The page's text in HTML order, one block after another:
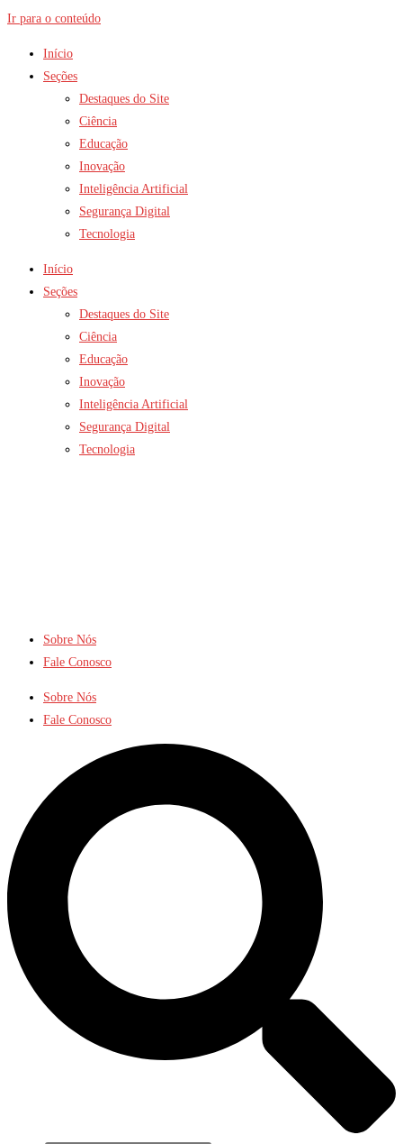
Ir para o conteúdo
Início
Seções
Destaques do Site
Ciência
Educação
Inovação
Inteligência Artificial
Segurança Digital
Tecnologia
Início
Seções
Destaques do Site
Ciência
Educação
Inovação
Inteligência Artificial
Segurança Digital
Tecnologia
Sobre Nós
Fale Conosco
Sobre Nós
Fale Conosco